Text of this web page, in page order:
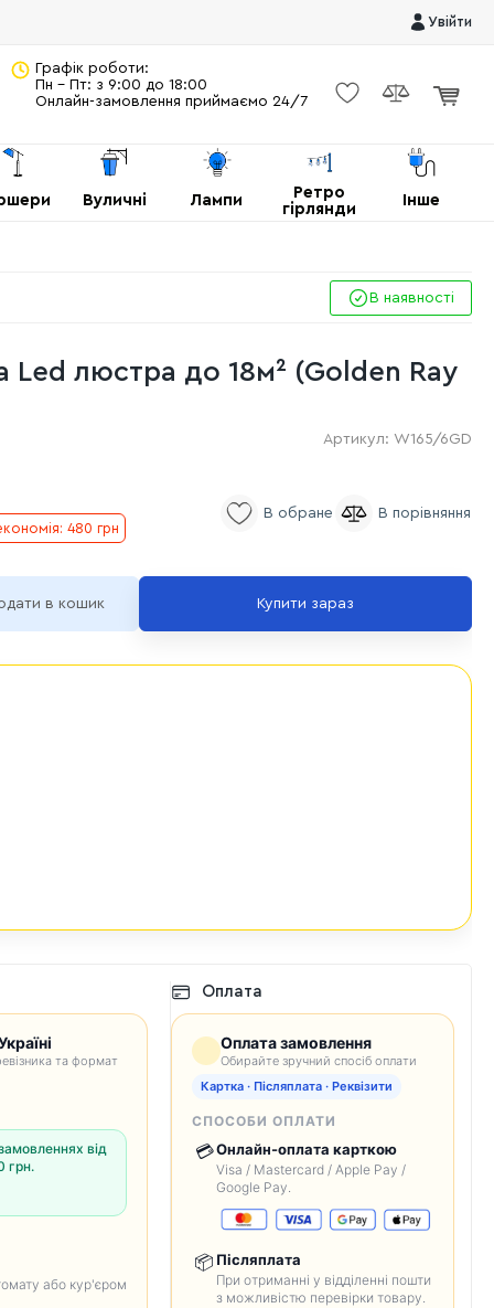
Увійти
Графік роботи:
Пн - Пт: з 9:00 до 18:00
Онлайн-замовлення приймаємо 24/7
Вуличні Лампи
Ретро
гірлянди
Інше
В наявності
Led люстра до 18м² (Golden Ray
Артикул: W165/6GD
480 грн
в кошик Купити зараз
та формат
від
грн.
або кур'єром
Оплата
Оплата замовлення
Обирайте зручний спосіб оплати
Картка · Післяплата · Реквізити
СПОСОБИ ОПЛАТИ
💳Онлайн-оплата карткою
Visa / Mastercard / Apple Pay /
Google Pay.
📦 Післяплата
При отриманні у відділенні пошти
з можливістю перевірки товару.